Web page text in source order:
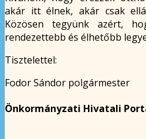
akár itt élnek, akár csak
Közösen tegyünk azért,
rendezettebb és élhetőbb
Tisztelettel:
Fodor Sándor polgármester
Önkormányzati Hivatali